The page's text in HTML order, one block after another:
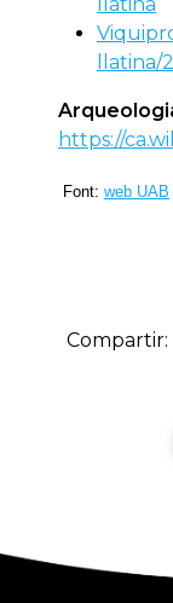
llatina/
https://
Font: web UAB
Compartir: